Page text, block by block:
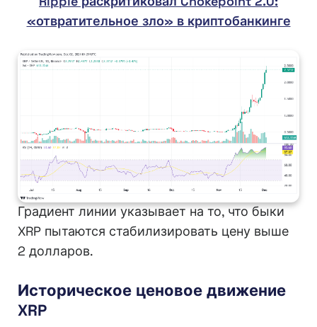
«отвратительное зло» в криптобанкинге
Градиент линии указывает на то, что быки
XRP пытаются стабилизировать цену выше
2 долларов.
Историческое ценовое движение
XRP